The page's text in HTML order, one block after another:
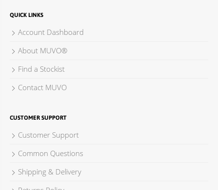
QUICK LINKS
Account Dashboard
About MUVO®
Find a Stockist
Contact MUVO
CUSTOMER SUPPORT
Customer Support
Common Questions
Shipping & Delivery